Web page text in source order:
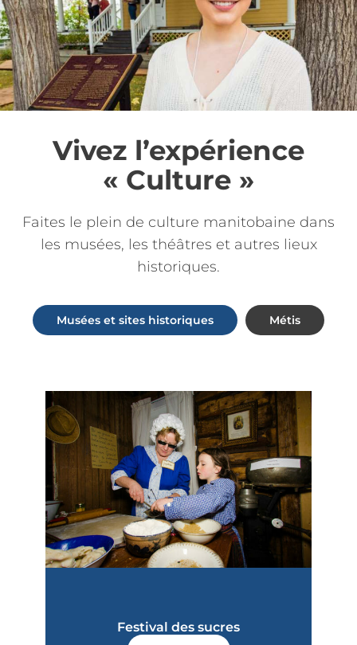
Vivez l’expérience
« Culture »
Faites le plein de culture manitobaine dans
les musées, les théâtres et autres lieux
historiques.
Musées et sites historiques Métis
Festival des sucres